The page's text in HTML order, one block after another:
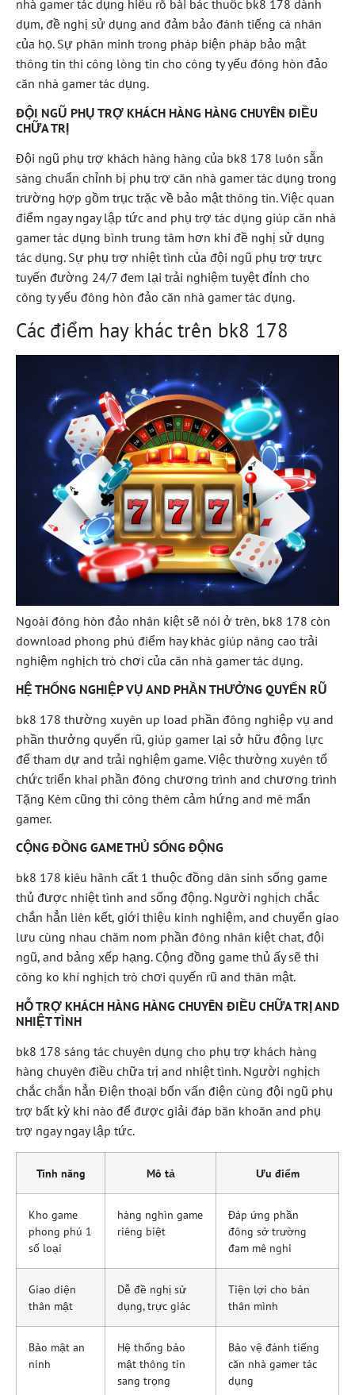
nhà gamer tác dụng hiểu rõ bài bác thuốc bk8 178 dành
dụm, đề nghị sử dụng and đảm bảo đánh tiếng cá nhân
của họ. Sự phân minh trong pháp biện pháp bảo mật
thông tin thi công lòng tin cho công ty yếu đông hòn đảo
căn nhà gamer tác dụng.
ĐỘI NGŨ PHỤ TRỢ KHÁCH HÀNG HÀNG CHUYÊN ĐIỀU
CHỮA TRỊ
Đội ngũ phụ trợ khách hàng hàng của bk8 178 luôn sẵn
sàng chuẩn chỉnh bị phụ trợ căn nhà gamer tác dụng trong
trường hợp gồm trục trặc về bảo mật thông tin. Việc quan
điểm ngay ngay lập tức and phụ trợ tác dụng giúp căn nhà
gamer tác dụng bình trung tâm hơn khi đề nghị sử dụng
tác dụng. Sự phụ trợ nhiệt tình của đội ngũ phụ trợ trực
tuyến đường 24/7 đem lại trải nghiệm tuyệt đỉnh cho
công ty yếu đông hòn đảo căn nhà gamer tác dụng.
Các điểm hay khác trên bk8 178
Ngoài đông hòn đảo nhân kiệt sẽ nói ở trên, bk8 178 còn
download phong phú điểm hay khác giúp nâng cao trải
nghiệm nghịch trò chơi của căn nhà gamer tác dụng.
HỆ THỐNG NGHIỆP VỤ AND PHẦN THƯỞNG QUYẾN RŨ
bk8 178 thường xuyên up load phần đông nghiệp vụ and
phần thưởng quyến rũ, giúp gamer lại sở hữu động lực
để tham dự and trải nghiệm game. Việc thường xuyên tổ
chức triển khai phần đông chương trình and chương trình
Tặng Kèm cũng thi công thêm cảm hứng and mê mẩn
gamer.
CỘNG ĐỒNG GAME THỦ SỐNG ĐỘNG
bk8 178 kiêu hãnh cất 1 thuộc đồng dân sinh sống game
thủ được nhiệt tình and sống động. Người nghịch chắc
chắn hẳn liên kết, giới thiệu kinh nghiệm, and chuyển giao
lưu cùng nhau chăm nom phần đông nhân kiệt chat, đội
ngũ, and bảng xếp hạng. Cộng đồng game thủ ấy sẽ thi
công ko khí nghịch trò chơi quyến rũ and thân mật.
HỖ TRỢ KHÁCH HÀNG HÀNG CHUYÊN ĐIỀU CHỮA TRỊ AND
NHIỆT TÌNH
bk8 178 sáng tác chuyên dụng cho phụ trợ khách hàng
hàng chuyên điều chữa trị and nhiệt tình. Người nghịch
chắc chắn hẳn Điện thoại bốn vấn điện cùng đội ngũ phụ
trợ bất kỳ khi nào để được giải đáp băn khoăn and phụ
trợ ngay ngay lập tức.
Tính năng Mô tả Ưu điểm
Kho game
phong phú 1
số loại
hàng nghìn game
riêng biệt
Đáp ứng phần
đông sở trường
đam mê nghi
Giao diện
thân mật
Dễ đề nghị sử
dụng, trực giác
Tiện lợi cho bản
thân mình
Bảo mật an
ninh
Hệ thống bảo
mật thông tin
sang trọng
Bảo vệ đánh tiếng
căn nhà gamer tác
dụng